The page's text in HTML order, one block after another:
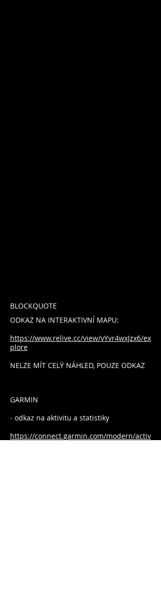
BLOCKQUOTE
ODKAZ NA INTERAKTIVNÍ MAPU:
https://www.relive.cc/view/vYvr4wxJzx6/ex
plore
NELZE MÍT CELÝ NÁHLED, POUZE ODKAZ
GARMIN
- odkaz na aktivitu a statistiky
https://connect.garmin.com/modern/activ